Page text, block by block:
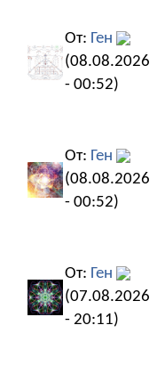
От: Ген
(08.08.2026
- 00:52)
От: Ген
(08.08.2026
- 00:52)
От: Ген
(07.08.2026
- 20:11)